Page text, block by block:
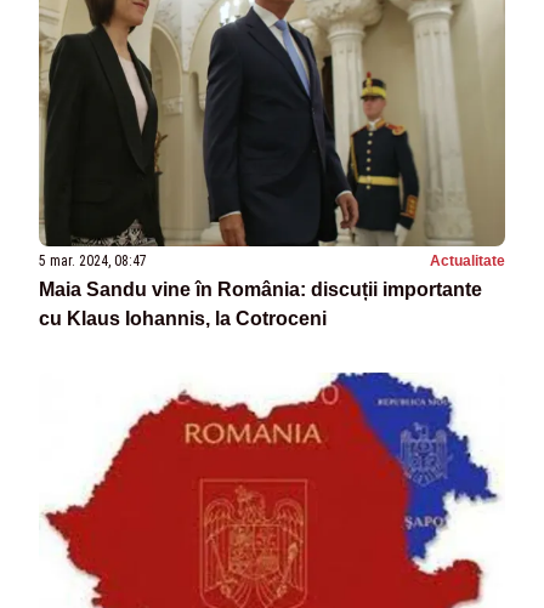
5 mar. 2024, 08:47 Actualitate
Maia Sandu vine în România: discuții importante
cu Klaus Iohannis, la Cotroceni